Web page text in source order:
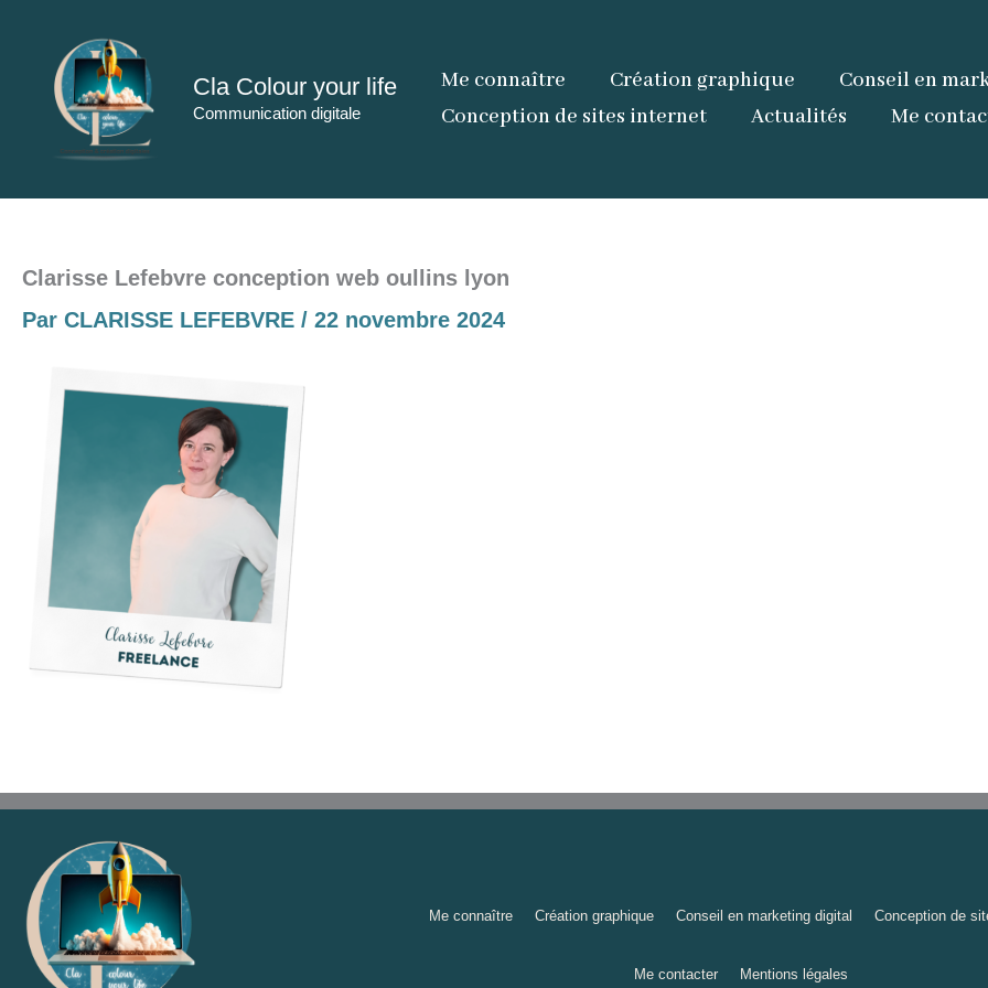
contenu
Cla Colour your life
Communication digitale
Me connaître Création graphique
Conseil en
Conception de sites internet
Actualités Me
Clarisse Lefebvre conception web oullins lyon
Par CLARISSE LEFEBVRE / 22 novembre 2024
Me connaître Création graphique Conseil en marketing digital Conception de
Me contacter Mentions légales